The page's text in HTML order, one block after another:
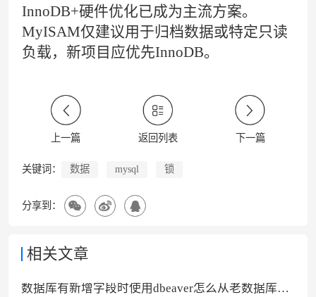
InnoDB+硬件优化已成为主流方案。
MyISAM仅建议用于归档数据或特定只读
负载，新项目应优先InnoDB。
上一篇 返回列表 下一篇
关键词： 数据 mysql 锁
分享到：
相关文章
数据库有新增字段时使用dbeaver怎么从老数据库导入新数据库